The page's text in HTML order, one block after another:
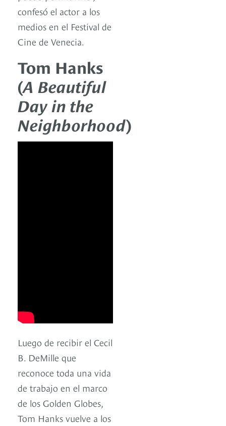
confesó el actor a los
medios en el Festival de
Cine de Venecia.
Tom Hanks
(A Beautiful
Day in the
Neighborhood)
Luego de recibir el Cecil
B. DeMille que
reconoce toda una vida
de trabajo en el marco
de los Golden Globes,
Tom Hanks vuelve a los